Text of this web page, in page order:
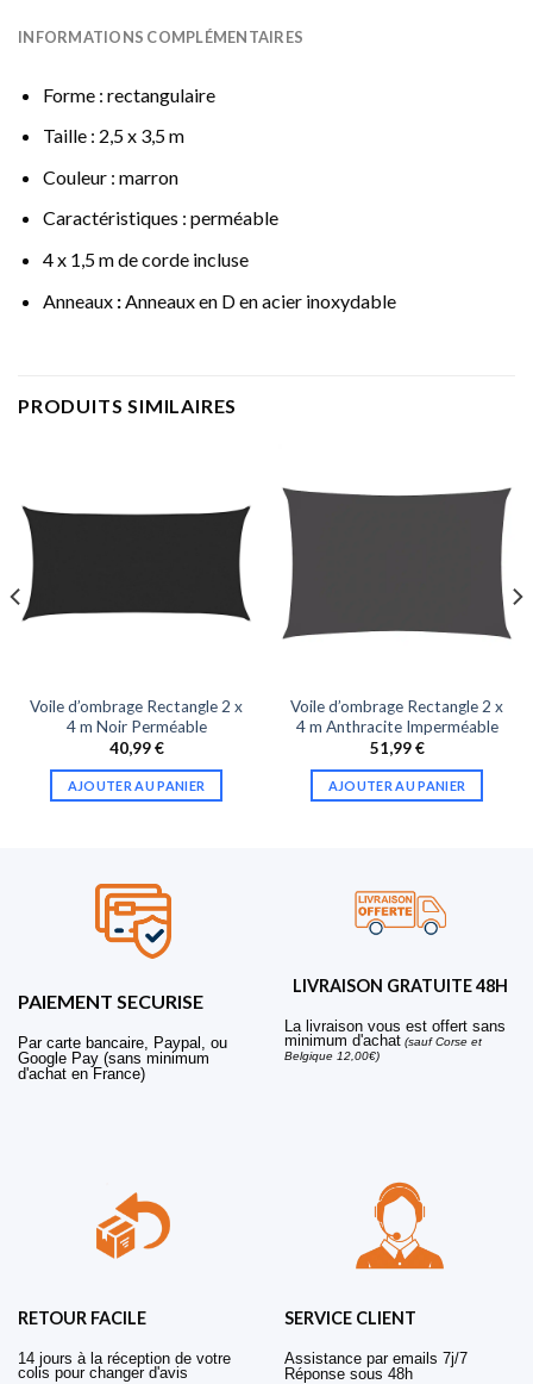
INFORMATIONS COMPLÉMENTAIRES
Forme : rectangulaire
Taille : 2,5 x 3,5 m
Couleur : marron
Caractéristiques : perméable
4 x 1,5 m de corde incluse
Anneaux: Anneaux en D en acier inoxydable
PRODUITS SIMILAIRES
Voile d’ombrage Rectangle 2 x
4 m Noir Perméable
40,99€
AJOUTER AU PANIER
Voile d’ombrage Rectangle 2 x
4 m Anthracite Imperméable
51,99€
AJOUTER AU PANIER
PAIEMENT SECURISE
Par carte bancaire, Paypal, ou
Google Pay (sans minimum
d'achat en France)
LIVRAISON GRATUITE 48H
La livraison vous est offert sans
minimum d'achat (sauf Corse et
Belgique 12,00€)
RETOUR FACILE
14 jours à la réception de votre
colis pour changer d'avis
SERVICE CLIENT
Assistance par emails 7j/7
Réponse sous 48h